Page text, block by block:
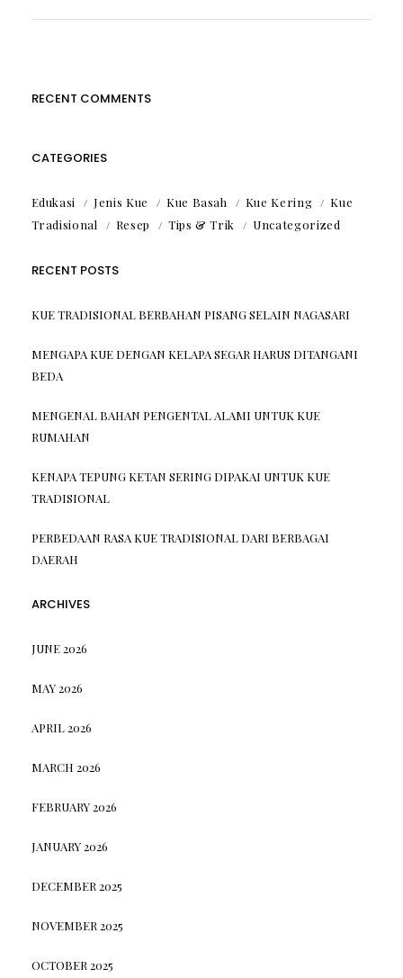
RECENT COMMENTS
CATEGORIES
Edukasi Jenis Kue Kue Basah Kue Kering
Kue
Tradisional
Resep Tips & Trik Uncategorized
RECENT POSTS
KUE TRADISIONAL BERBAHAN PISANG SELAIN NAGASARI
MENGAPA KUE DENGAN KELAPA SEGAR HARUS DITANGANI
BEDA
MENGENAL BAHAN PENGENTAL ALAMI UNTUK KUE
RUMAHAN
KENAPA TEPUNG KETAN SERING DIPAKAI UNTUK KUE
TRADISIONAL
PERBEDAAN RASA KUE TRADISIONAL DARI BERBAGAI
DAERAH
ARCHIVES
JUNE 2026
MAY 2026
APRIL 2026
MARCH 2026
FEBRUARY 2026
JANUARY 2026
DECEMBER 2025
NOVEMBER 2025
OCTOBER 2025